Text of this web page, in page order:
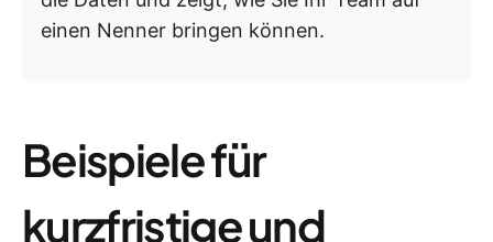
einen Nenner bringen können.
Beispiele für
kurzfristige und